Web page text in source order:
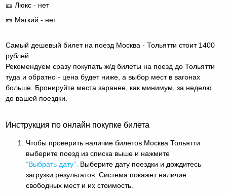
🎫 Люкс - нет
🎫 Мягкий - нет
Самый дешевый билет на поезд Москва - Тольятти стоит 1400
рублей.
Рекомендуем сразу покупать ж/д билеты на поезд до Тольятти
туда и обратно - цена будет ниже, а выбор мест в вагонах
больше. Бронируйте места заранее, как минимум, за неделю
до вашей поездки.
Инструкция по онлайн покупке билета
Чтобы проверить наличие билетов Москва Тольятти
выберите поезд из списка выше и нажмите
“Выбрать дату”. Выберите дату поездки и дождитесь
загрузки результатов. Система покажет наличие
свободных мест и их стоимость.